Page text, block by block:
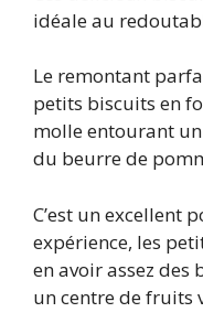
idéale au
Le remontant
petits biscuits en
molle entourant
du beurre de
C’est un excellent
expérience, les
en avoir assez des
un centre de fruits